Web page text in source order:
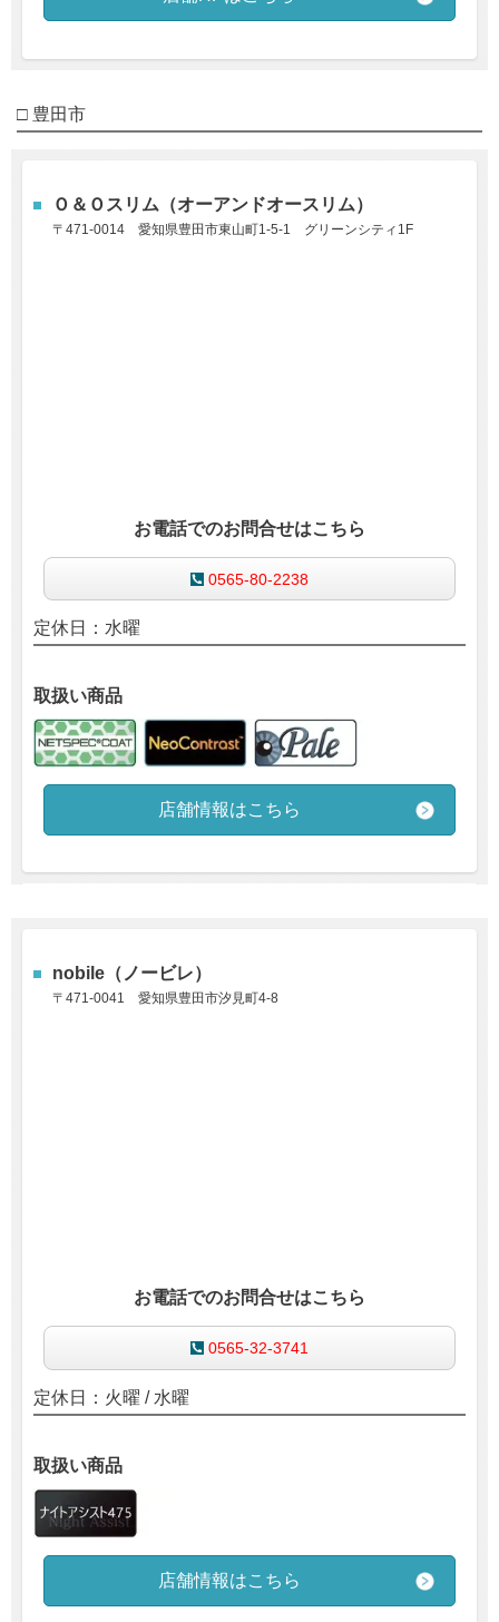
□ 豊田市
Ｏ＆Ｏスリム（オーアンドオースリム）
〒471-0014 愛知県豊田市東山町1-5-1 グリーンシティ1F
お電話でのお問合せはこちら
0565-80-2238
定休日：水曜
取扱い商品
店舗情報はこちら
nobile（ノービレ）
〒471-0041 愛知県豊田市汐見町4-8
お電話でのお問合せはこちら
0565-32-3741
定休日：火曜 / 水曜
取扱い商品
店舗情報はこちら